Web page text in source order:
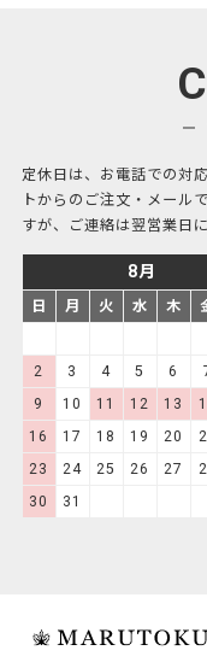
定休日は、お電話での対
トからのご注文・メール
すが、ご連絡は翌営業日
8月
日 月 火 水 木
2
3 4 5 6
9
10 11 12 13
16
17 18 19 20
23
24 25 26 27
30
31